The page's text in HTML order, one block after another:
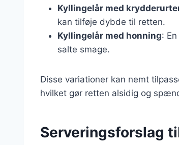
Kyllingelår med
kan tilføje dybde til retten.
Kyllingelår med honning:
salte smage.
Disse variationer kan nemt
hvilket gør retten alsidig og
Serveringsforslag